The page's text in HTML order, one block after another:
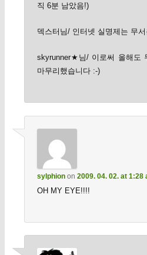
직 6분 남았음!)
덱스터님/ 인터넷 실명제는 무
skyrunner★님/ 이로써 올해도
마무리했습니다 :-)
sylphionon 2009. 04. 02. at 1:28
OH MY EYE!!!!